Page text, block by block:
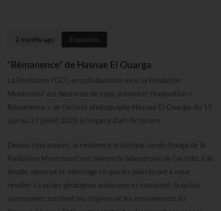
2 months ago Exposition
“Rémanence” de Hasnae El Ouarga
La Fondation TGCC en collaboration avec la Fondation
Montresso* est heureuse de vous présenter l’exposition «
Rémanence », de l’artiste photographe Hasnae El Ouarga, du 15
juin au 31 juillet 2026 à l’espace d’art Artorium.
Depuis cinq années, la résidence artistique Jardin Rouge de la
Fondation Montresso*, est devenu le laboratoire de l’artiste. Elle
étudie, observe et interroge ce que les pierres ont à nous
révéler. Là où les géologues analysent et mesurent, là où les
astronomes scrutent les origines et les mouvements du